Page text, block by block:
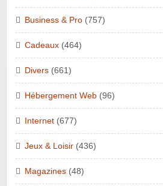
Business & Pro (757)
Cadeaux (464)
Divers (661)
Hébergement Web (96)
Internet (677)
Jeux & Loisir (436)
Magazines (48)